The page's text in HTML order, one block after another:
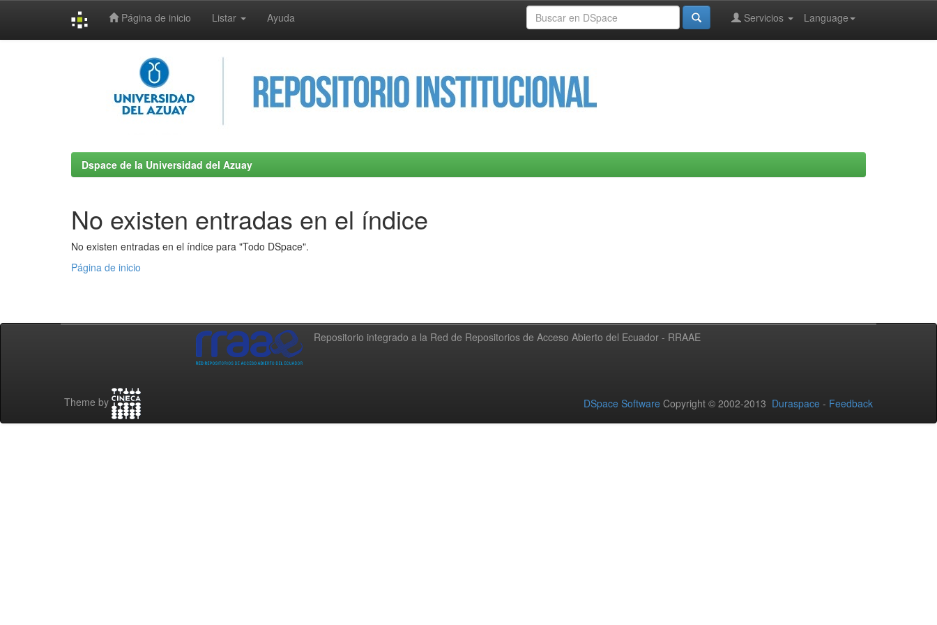
Página de inicio Listar Ayuda Language
Servicios
Dspace de la Universidad del Azuay
No existen entradas en el índice
No existen entradas en el índice para "Todo DSpace".
Página de inicio
Repositorio integrado a la Red de Repositorios de Acceso Abierto del Ecuador - RRAAE
Theme by DSpace Software Copyright © 2002-2013 Duraspace - Feedback